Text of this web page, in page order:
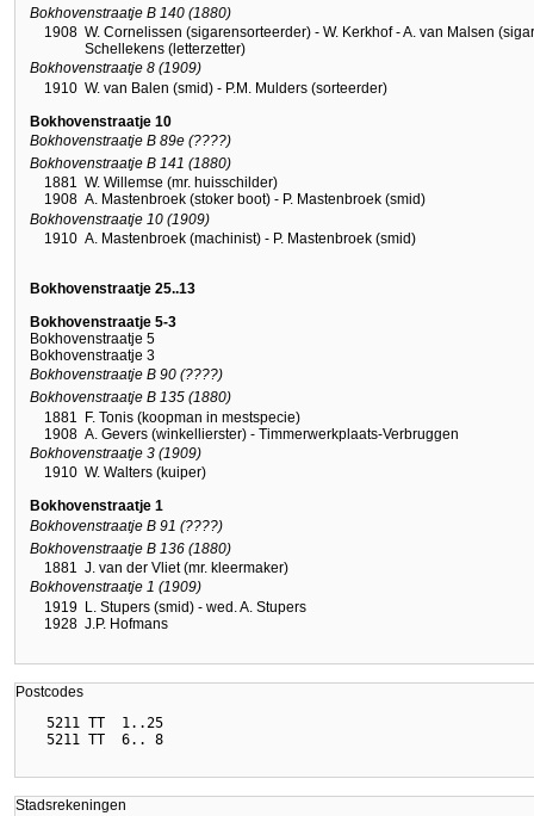
Bokhovenstraatje B 140 (1880)
1908 W. Cornelissen (sigarensorteerder) - W. Kerkhof - A. van Malsen
Schellekens (letterzetter)
Bokhovenstraatje 8 (1909)
1910 W. van Balen (smid) - P.M. Mulders (sorteerder)
Bokhovenstraatje 10
Bokhovenstraatje B 89e (????)
Bokhovenstraatje B 141 (1880)
1881 W. Willemse (mr. huisschilder)
1908 A. Mastenbroek (stoker boot) - P. Mastenbroek (smid)
Bokhovenstraatje 10 (1909)
1910 A. Mastenbroek (machinist) - P. Mastenbroek (smid)
Bokhovenstraatje 25..13
Bokhovenstraatje 5-3
Bokhovenstraatje 5
Bokhovenstraatje 3
Bokhovenstraatje B 90 (????)
Bokhovenstraatje B 135 (1880)
1881
F. Tonis (koopman in mestspecie)
1908 A. Gevers (winkellierster) - Timmerwerkplaats-Verbruggen
Bokhovenstraatje 3 (1909)
1910 W. Walters (kuiper)
Bokhovenstraatje 1
Bokhovenstraatje B 91 (????)
Bokhovenstraatje B 136 (1880)
1881 J. van der Vliet (mr. kleermaker)
Bokhovenstraatje 1 (1909)
1919 L. Stupers (smid) - wed. A. Stupers
1928 J.P. Hofmans
Postcodes
  5211 TT  1..25
Stadsrekeningen